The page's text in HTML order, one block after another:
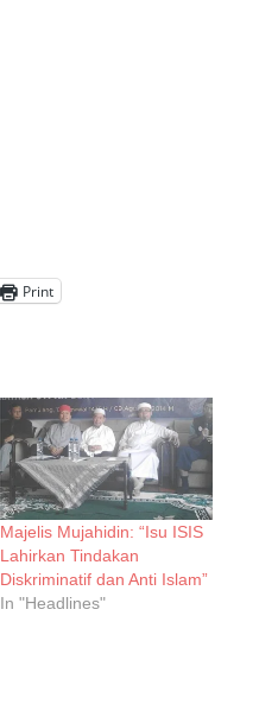
Print
Majelis Mujahidin: “Isu ISIS
Lahirkan Tindakan
Diskriminatif dan Anti Islam”
In "Headlines"